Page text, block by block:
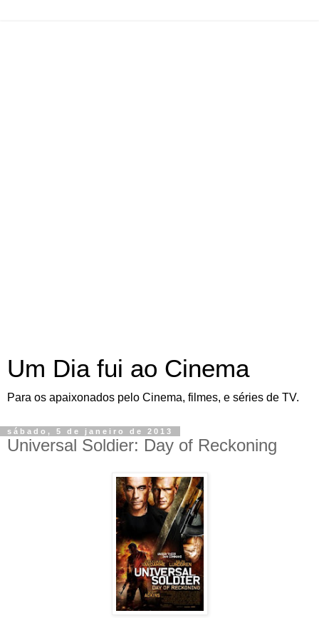
Um Dia fui ao Cinema
Para os apaixonados pelo Cinema, filmes, e séries de TV.
sábado, 5 de janeiro de 2013
Universal Soldier: Day of Reckoning